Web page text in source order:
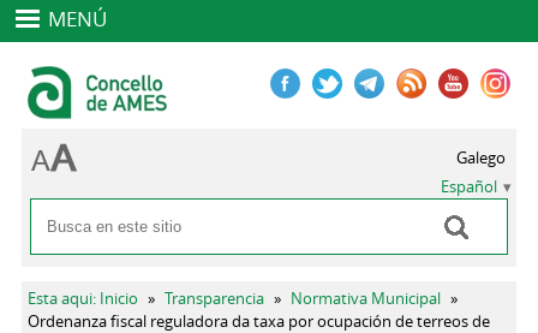
MENÚ
Formulario de búsqueda
Buscar
Galego
Español
Se encuentra usted aquí
Esta aqui: Inicio » Transparencia » Normativa Municipal »
Ordenanza fiscal reguladora da taxa por ocupación de terreos de